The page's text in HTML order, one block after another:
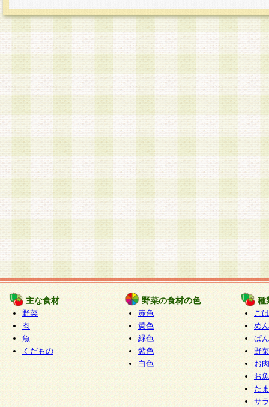
主な食材
野菜
肉
魚
くだもの
野菜の食材の色
赤色
黄色
緑色
紫色
白色
種
ご
めん
ぱん
野
お
お
た
サ